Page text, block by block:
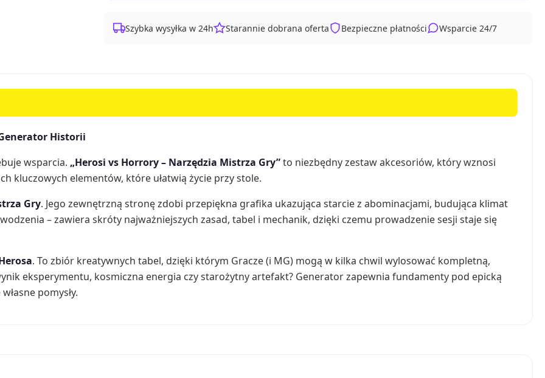
Szybka wysyłka w 24h Starannie dobrana oferta Bezpieczne płatności Wsparcie 24/7
Historii
wsparcia. „Herosi vs Horrory – Narzędzia Mistrza Gry”to niezbędny zestaw akcesoriów, który wznosi
kluczowych elementów, które ułatwią życie przy stole.
Gry. Jego zewnętrzną stronę zdobi przepiękna grafika ukazująca starcie z abominacjami, budująca klimat
– zawiera skróty najważniejszych zasad, tabel i mechanik, dzięki czemu prowadzenie sesji staje się
. To zbiór kreatywnych tabel, dzięki którym Gracze (i MG) mogą w kilka chwil wylosować kompletną,
eksperymentu, kosmiczna energia czy starożytny artefakt? Generator zapewnia fundamenty pod epicką
pomysły.